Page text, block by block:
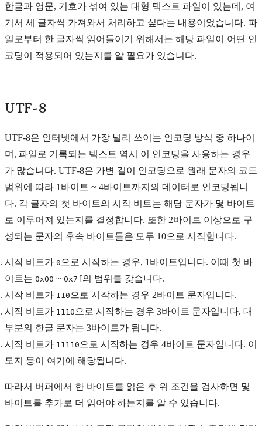
한글과 영문, 기호가 섞여 있는 대형 텍스트 파일이 있는데, 여
기서 세 글자씩 가져와서 처리하고 싶다는 내용이었습니다. 파
일로부터 한 글자씩 읽어들이기 위해서는 해당 파일이 어떤 인
코딩이 적용되어 있는지를 알 필요가 있습니다.
UTF-8
UTF-8은 인터넷에서 가장 널리 쓰이는 인코딩 방식 중 하나이
며, 파일로 기록되는 텍스트 역시 이 인코딩을 사용하는 경우
가 많습니다. UTF-8은 가변 길이 인코딩으로 원래 문자의 코드
범위에 따라 1바이트 ~ 4바이트까지의 데이터로 인코딩됩니
다. 각 글자의 첫 바이트의 시작 비트는 해당 문자가 몇 바이트
로 이루어져 있는지를 결정합니다. 또한 2바이트 이상으로 구
성되는 문자의 후속 바이트들은 모두 10으로 시작합니다.
시작 비트가 0 으로 시작하는 경우, 1바이트입니다. 이때 첫 바
이트는 0x00 ~ 0x7f의 범위를 갖습니다.
시작 비트가 110 으로 시작하는 경우 2바이트 문자입니다.
시작 비트가 1110 으로 시작하는 경우 3바이트 문자입니다. 대
부분의 한글 문자는 3바이트가 됩니다.
시작 비트가 11110 으로 시작하는 경우 4바이트 문자입니다. 이
모지 등이 여기에 해당됩니다.
따라서 버퍼에서 한 바이트를 읽은 후 위 조건을 검사하면 몇
바이트를 추가로 더 읽어야 하는지를 알 수 있습니다.